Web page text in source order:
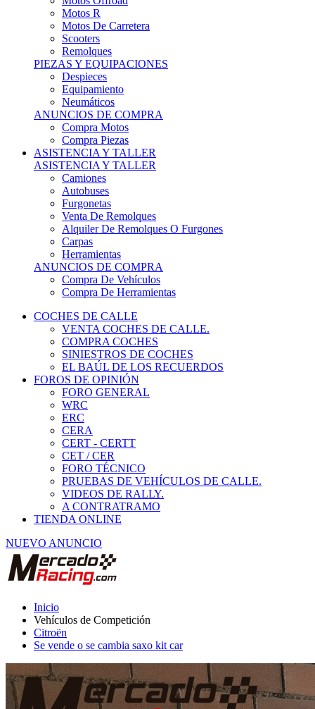
Motos R
Motos De Carretera
Scooters
Remolques
PIEZAS Y EQUIPACIONES
Despieces
Equipamiento
Neumáticos
ANUNCIOS DE COMPRA
Compra Motos
Compra Piezas
ASISTENCIA Y TALLER
ASISTENCIA Y TALLER
Camiones
Autobuses
Furgonetas
Venta De Remolques
Alquiler De Remolques O Furgones
Carpas
Herramientas
ANUNCIOS DE COMPRA
Compra De Vehículos
Compra De Herramientas
COCHES DE CALLE
VENTA COCHES DE CALLE.
COMPRA COCHES
SINIESTROS DE COCHES
EL BAÚL DE LOS RECUERDOS
FOROS DE OPINIÓN
FORO GENERAL
WRC
ERC
CERA
CERT - CERTT
CET / CER
FORO TÉCNICO
PRUEBAS DE VEHÍCULOS DE CALLE.
VIDEOS DE RALLY.
A CONTRATRAMO
TIENDA ONLINE
NUEVO ANUNCIO
Inicio
Vehículos de Competición
Citroën
Se vende o se cambia saxo kit car